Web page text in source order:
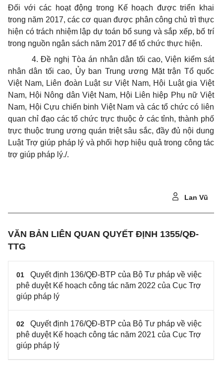
Đối với các hoạt động trong Kế hoạch được triển khai
trong năm 2017, các cơ quan được phân công chủ trì thực
hiện có trách nhiệm lập dự toán bổ sung và sắp xếp, bố trí
trong nguồn ngân sách năm 2017 để tổ chức thực hiện.
4. Đề nghị Tòa án nhân dân tối cao, Viện kiểm sát
nhân dân tối cao, Ủy ban Trung ương Mặt trận Tổ quốc
Việt Nam, Liên đoàn Luật sư Việt Nam, Hội Luật gia Việt
Nam, Hội Nông dân Việt Nam, Hội Liên hiệp Phụ nữ Việt
Nam, Hội Cựu chiến binh Việt Nam và các tổ chức có liên
quan chỉ đạo các tổ chức trực thuộc ở các tỉnh, thành phố
trực thuộc trung ương quán triệt sâu sắc, đầy đủ nội dung
Luật Trợ giúp pháp lý và phối hợp hiệu quả trong công tác
trợ giúp pháp lý./.
Lan Vũ
VĂN BẢN LIÊN QUAN QUYẾT ĐỊNH 1355/QĐ-
TTG
01
Quyết định 136/QĐ-BTP của Bộ Tư pháp về việc
phê duyệt Kế hoạch công tác năm 2022 của Cục Trợ
giúp pháp lý
02
Quyết định 176/QĐ-BTP của Bộ Tư pháp về việc
phê duyệt Kế hoạch công tác năm 2021 của Cục Trợ
giúp pháp lý